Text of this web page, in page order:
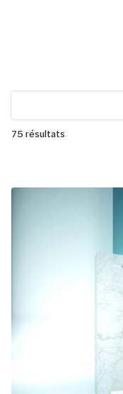
75 résultats